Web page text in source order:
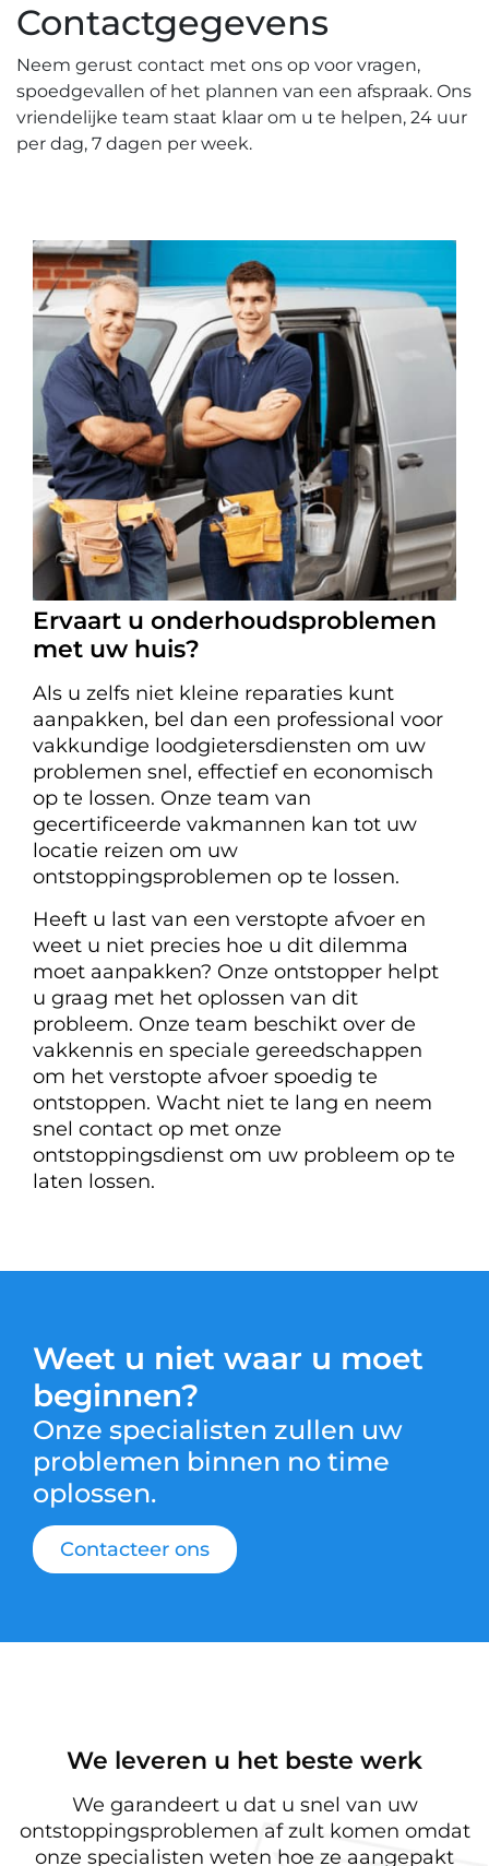
Contactgegevens
Neem gerust contact met ons op voor vragen,
spoedgevallen of het plannen van een afspraak.​ Ons
vriendelijke team staat klaar om u te helpen, 24 uur
per dag, 7 dagen per week.​
Ervaart u onderhoudsproblemen
met uw huis?
Als u zelfs niet kleine reparaties kunt
aanpakken, bel dan een professional voor
vakkundige loodgietersdiensten om uw
problemen snel, effectief en economisch
op te lossen. Onze team van
gecertificeerde vakmannen kan tot uw
locatie reizen om uw
ontstoppingsproblemen op te lossen.
Heeft u last van een verstopte afvoer en
weet u niet precies hoe u dit dilemma
moet aanpakken? Onze ontstopper helpt
u graag met het oplossen van dit
probleem. Onze team beschikt over de
vakkennis en speciale gereedschappen
om het verstopte afvoer spoedig te
ontstoppen. Wacht niet te lang en neem
snel contact op met onze
ontstoppingsdienst om uw probleem op te
laten lossen.
Weet u niet waar u moet
beginnen?
Onze specialisten zullen uw
problemen binnen no time
oplossen.
Contacteer ons
We leveren u het beste werk
We garandeert u dat u snel van uw
ontstoppingsproblemen af zult komen omdat
onze specialisten weten hoe ze aangepakt